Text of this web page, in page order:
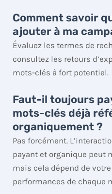
Comment savoir
ajouter à ma
Évaluez les termes de
consultez les retours
mots-clés à fort potentiel.
Faut-il toujours
mots-clés déjà
organiquement ?
Pas forcément.
payant et organique peut
mais cela dépend de
performances de chaque